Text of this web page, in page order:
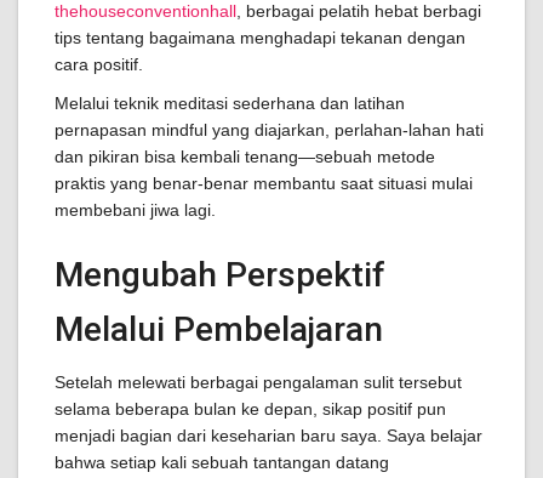
thehouseconventionhall , berbagai pelatih hebat berbagi
tips tentang bagaimana menghadapi tekanan dengan
cara positif.
Melalui teknik meditasi sederhana dan latihan
pernapasan mindful yang diajarkan, perlahan-lahan hati
dan pikiran bisa kembali tenang—sebuah metode
praktis yang benar-benar membantu saat situasi mulai
membebani jiwa lagi.
Mengubah Perspektif
Melalui Pembelajaran
Setelah melewati berbagai pengalaman sulit tersebut
selama beberapa bulan ke depan, sikap positif pun
menjadi bagian dari keseharian baru saya. Saya belajar
bahwa setiap kali sebuah tantangan datang